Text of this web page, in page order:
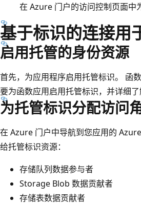
在 Azure 门户的访问控制页面中
基于标识的连接用
启用托管的身份资源
首先，为应用程序启用托管标识。 函
要为函数应用启用托管标识，并详细
为托管标识分配访问
在 Azure 门户中导航到您应用的
给托管标识资源：
存储队列数据参与者
Storage Blob 数据贡献者
存储表数据贡献者